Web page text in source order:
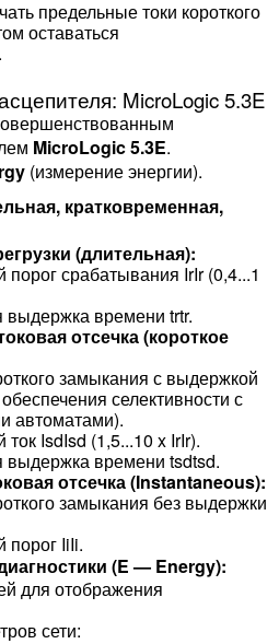
предельные токи короткого
оставаться
MicroLogic 5.3E
MicroLogic 5.3E.
(измерение энергии).
кратковременная,
(длительная):
порог срабатывания IrIr​ (0,4...1
выдержка времени trtr​.
отсечка (короткое
замыкания с выдержкой
селективности с
автоматами).
IsdIsd​ (1,5...10 x IrIr​).
выдержка времени tsdtsd​.
отсечка (Instantaneous):
замыкания без выдержки
порог IiIi​.
(E — Energy):
для отображения
сети: